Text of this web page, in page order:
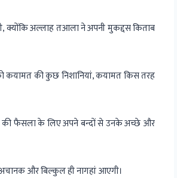
अल्लाह तआला ने अपनी मुकद्दस किताब
की कुछ निशानियां, कयामत किस तरह
फैसला के लिए अपने बन्दों से उनके अच्छे और
और बिल्कुल ही नागहां आएगी।